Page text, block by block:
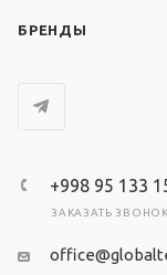
БРЕНДЫ
+998 95 133
ЗАКАЗАТЬ ЗВОНОК